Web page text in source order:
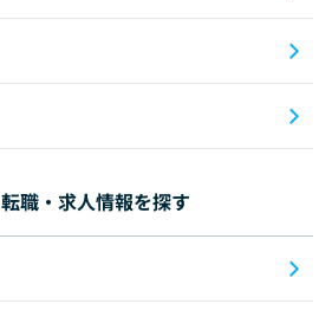
職・求人情報を探す